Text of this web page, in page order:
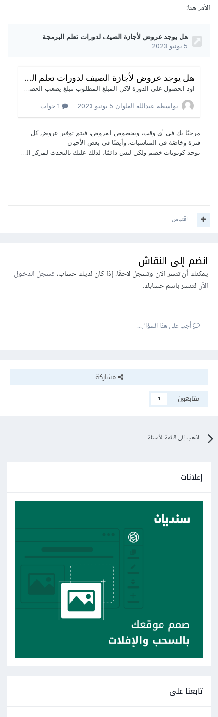
الأمر هنا:
اقتباس
انضم إلى النقاش
يمكنك أن تنشر الآن وتسجل لاحقًا. إذا كان لديك حساب،فسجل الدخول
الآنلتنشر باسم حسابك.
أجب على هذا السؤال...
مشاركة
متابعون
1
اذهب إلى قائمة الأسئلة
إعلانات
تابعنا على